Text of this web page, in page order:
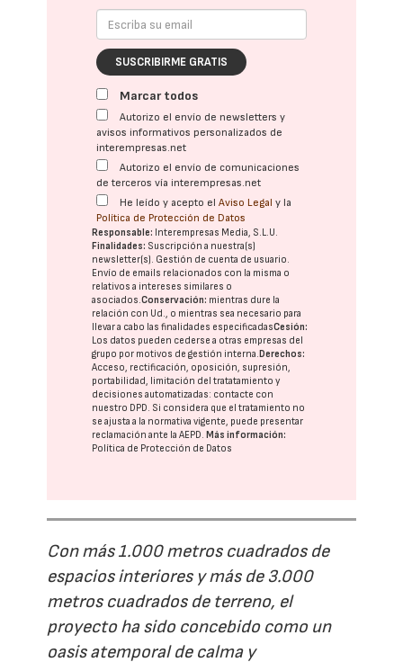
SUSCRIBIRME GRATIS
Marcar todos
Autorizo el envío de newsletters y
avisos informativos personalizados de
interempresas.net
Autorizo el envío de comunicaciones
de terceros vía interempresas.net
He leído y acepto elAviso Legal y la
Política de Protección de Datos
Responsable: Interempresas Media, S.L.U.
Finalidades: Suscripción a nuestra(s)
newsletter(s). Gestión de cuenta de usuario.
Envío de emails relacionados con la misma o
relativos a intereses similares o
asociados.Conservación: mientras dure la
relación con Ud., o mientras sea necesario para
llevar a cabo las finalidades especificadasCesión:
Los datos pueden cederse a otras empresas del
grupo por motivos de gestión interna. Derechos:
Acceso, rectificación, oposición, supresión,
portabilidad, limitación del tratatamiento y
decisiones automatizadas: contacte con
nuestro DPD. Si considera que el tratamiento no
se ajusta a la normativa vigente, puede presentar
reclamación ante laAEPD. Más información:
Política de Protección de Datos
Con más 1.000 metros cuadrados de
espacios interiores y más de 3.000
metros cuadrados de terreno, el
proyecto ha sido concebido como un
oasis atemporal de calma y